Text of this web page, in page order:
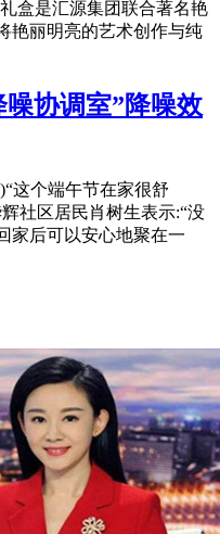
盒是汇源集团联合著名艳
艳丽明亮的艺术创作与纯
协调室”降噪效
这个端午节在家很舒
社区居民肖树生表示:“没
家后可以安心地聚在一